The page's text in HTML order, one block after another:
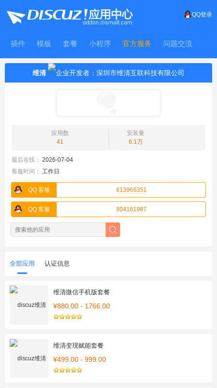
QQ登录
插件 模板 套餐 小程序 官方服务 问题交流
WitFrame
维清
应用数
41
安装量
6.1万
最后在线： 2026-07-04
客服时间： 工作日
QQ 客服 613966351
QQ 客服 804161987
全部应用 认证信息
维清微信手机版套餐
¥880.00 - 1766.00
维清变现赋能套餐
¥499.00 - 999.00